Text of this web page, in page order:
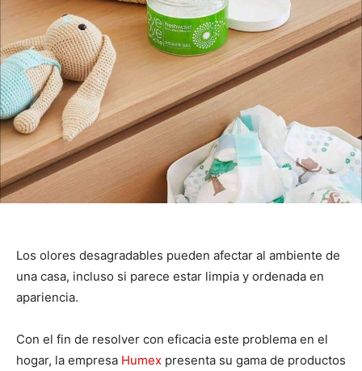
Los olores desagradables pueden afectar al ambiente de
una casa, incluso si parece estar limpia y ordenada en
apariencia.
Con el fin de resolver con eficacia este problema en el
hogar, la empresa Humex presenta su gama de productos